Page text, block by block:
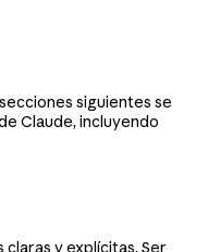
siguientes se
Claude, incluyendo
y explícitas. Ser